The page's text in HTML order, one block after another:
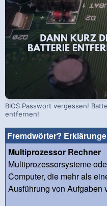
BIOS Passwort vergessen!
entfernen!
Fremdwörter?
Multiprozessor Rechner
Multiprozessorsysteme
Computer, die mehr als
Ausführung von Aufgaben